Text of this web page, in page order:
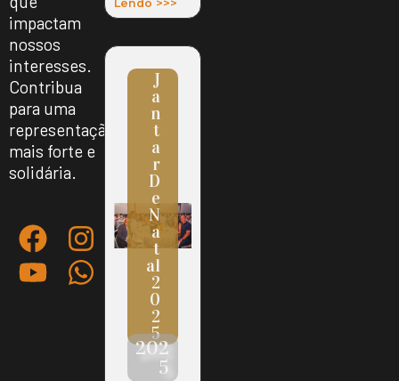
impactam
nossos
interesses.
Contribua
para uma
representação
mais forte e
solidária.
Lendo >>>
J
A
N
T
A
R
D
E
N
A
T
Al
2
0
2
5
202
5